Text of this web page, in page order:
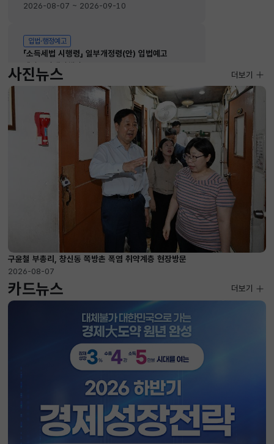
2026-08-07 ~ 2026-09-10
입법·행정예고
「소득세법 시행령」 일부개정령(안) 입법예고
재산소비세정책관
2026-08-07 ~ 2026-09-10
사진뉴스
구윤철 부총리, 창신동 쪽방촌 폭염 취약계층 현장방문
2026-08-07
사진뉴스
더보기
카드뉴스 더보기